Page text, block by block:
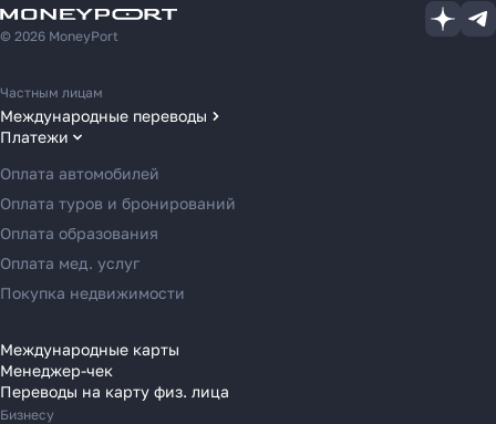
© 2026 MoneyPort
Частным лицам
Международные переводы
Переводы в США
Переводы в ОАЭ
Переводы в Европу
Переводы в Азию
Переводы в Россию
Переводы в Австрию
Переводы в Болгарию
Переводы в Венгрию
Переводы в Великобританию
Платежи
Оплата автомобилей
Оплата туров и бронирований
Оплата образования
Оплата мед. услуг
Покупка недвижимости
Международные карты
Менеджер-чек
Переводы на карту физ. лица
Бизнесу